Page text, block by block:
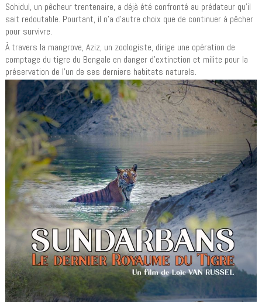
Sohidul, un pêcheur trentenaire, a déjà été confronté au prédateur qu’il
sait redoutable. Pourtant, il n’a d’autre choix que de continuer à pêcher
pour survivre.
À travers la mangrove, Aziz, un zoologiste, dirige une opération de
comptage du tigre du Bengale en danger d’extinction et milite pour la
préservation de l’un de ses derniers habitats naturels.